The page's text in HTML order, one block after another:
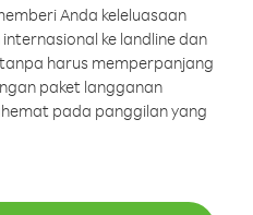
Anda keleluasaan
ke landline dan
harus memperpanjang
paket langganan
pada panggilan yang